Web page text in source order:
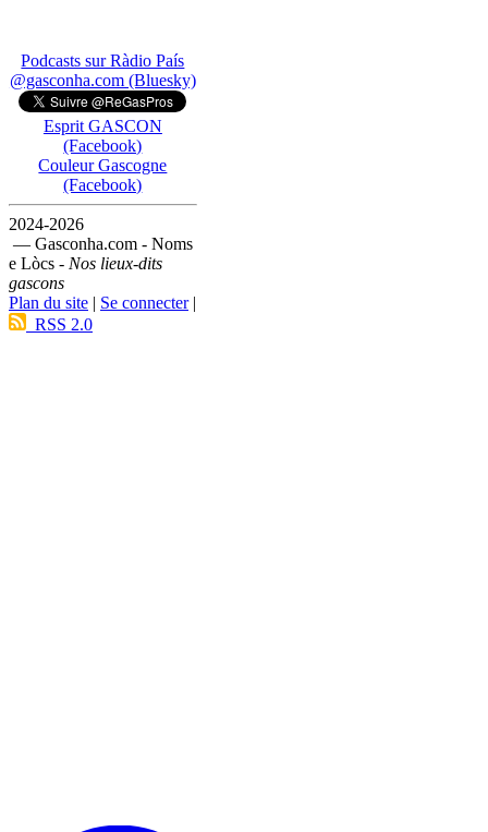
Podcasts sur Ràdio País
@gasconha.com (Bluesky)
Esprit GASCON
(Facebook)
Couleur Gascogne
(Facebook)
2024-2026
— Gasconha.com - Noms
e Lòcs - Nos lieux-dits
gascons
Plan du site | Se connecter|
RSS 2.0